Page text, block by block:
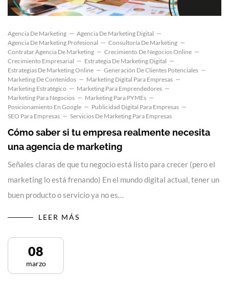
Agencia De Marketing
Agencia De Marketing Digital
Agencia De Marketing Profesional
Consultoría De Marketing
Contratar Agencia De Marketing
Crecimiento De Negocios Online
Crecimiento Empresarial
Estrategia De Marketing Digital
Estrategias De Marketing Online
Generación De Clientes Potenciales
Marketing De Contenidos
Marketing Digital Para Empresas
Marketing Estratégico
Marketing Para Emprendedores
Marketing Para Negocios
Marketing Para PYMEs
Posicionamiento En Google
Publicidad Digital Para Empresas
SEO Para Empresas
Servicios De Marketing Para Empresas
Cómo saber si tu empresa realmente necesita
una agencia de marketing
Señales claras de que tu negocio está listo para crecer (pero el
marketing lo está frenando) En el mundo digital actual, tener un
buen producto o servicio ya no es…
LEER MÁS
08
marzo